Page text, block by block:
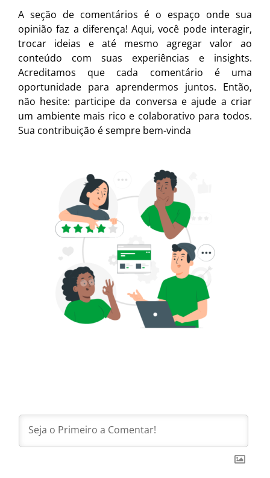
A seção de comentários é o espaço onde sua
opinião faz a diferença! Aqui, você pode interagir,
trocar ideias e até mesmo agregar valor ao
conteúdo com suas experiências e insights.
Acreditamos que cada comentário é uma
oportunidade para aprendermos juntos. Então,
não hesite: participe da conversa e ajude a criar
um ambiente mais rico e colaborativo para todos.
Sua contribuição é sempre bem-vinda